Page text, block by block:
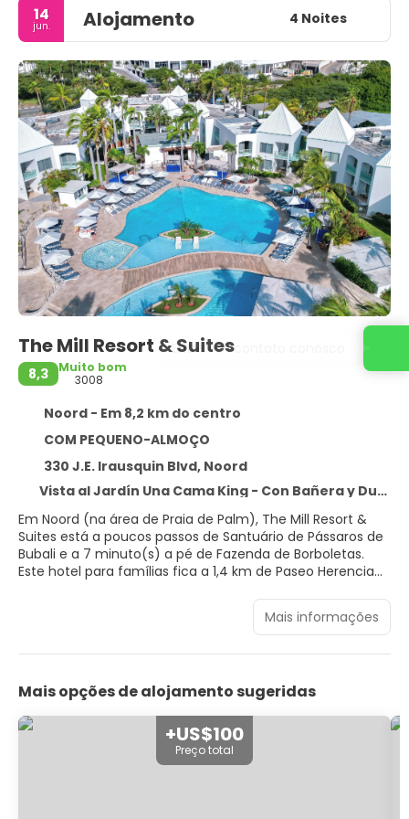
14
jun. Alojamento 4 Noites
The Mill Resort & Suites
8,3
Muito bom
3008
Noord - Em 8,2 km do centro
COM PEQUENO-ALMOÇO
330 J.E. Irausquin Blvd, Noord
Vista al Jardín Una Cama King - Con Bañera y Ducha
Em Noord (na área de Praia de Palm), The Mill Resort &
Suites está a poucos passos de Santuário de Pássaros de
Bubali e a 7 minuto(s) a pé de Fazenda de Borboletas.
Este hotel para famílias fica a 1,4 km de Paseo Herencia
Relaxe no spa de serviço completo, onde você pode
desfrutar de massagens, tratamentos para o corpo e
tratamentos faciais. Você certamente vai curtir as
centro de bem-estar 24 horas. Este hotel oferece Wi-Fi
Com o traslado de cortesia fica fácil dar um passeio na
Mais informações
Mais opções de alojamento sugeridas
+US$100
Preço total
Entre em contato conosco